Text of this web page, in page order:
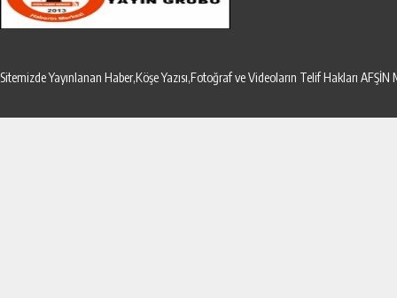
Sitemizde Yayınlanan Haber,Köşe Yazısı,Fotoğraf ve Videoların Telif Hakları